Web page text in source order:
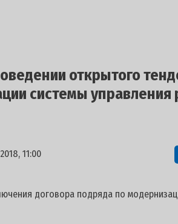
открытого
системы управления
11:00
договора подряда по